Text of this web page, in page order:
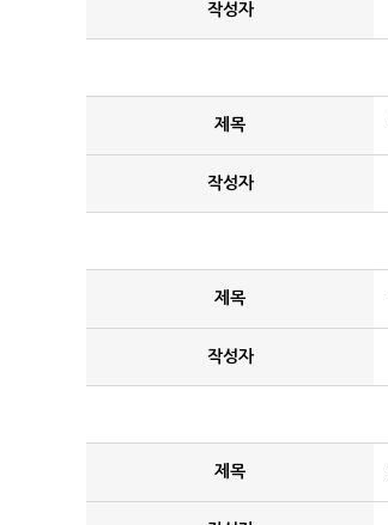
작성자
제목
작성자
제목
작성자
제목